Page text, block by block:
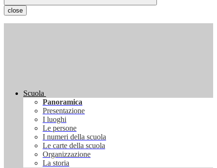
close
Scuola
Panoramica
Presentazione
I luoghi
Le persone
I numeri della scuola
Le carte della scuola
Organizzazione
La storia